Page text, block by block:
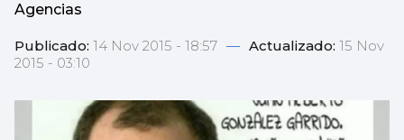
Agencias
Publicado: 14 Nov 2015 - 18:57 — Actualizado: 15 Nov
2015 - 03:10